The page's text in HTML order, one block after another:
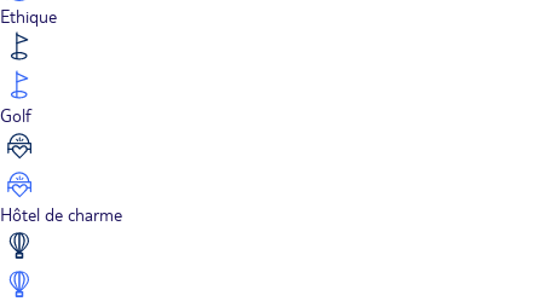
Ethique
Golf
Hôtel de charme